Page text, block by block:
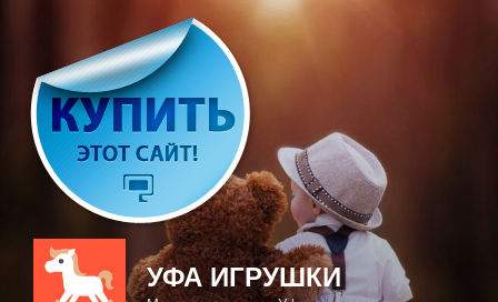
содержимому
УФА ИГРУШКИ